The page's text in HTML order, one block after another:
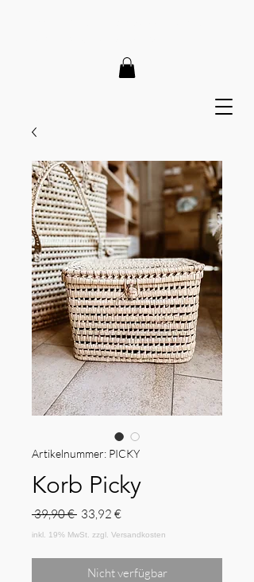
Artikelnummer: PICKY
Korb Picky
39,90 € Standardpreis
33,92 €Sale-
Preis
Nicht verfügbar